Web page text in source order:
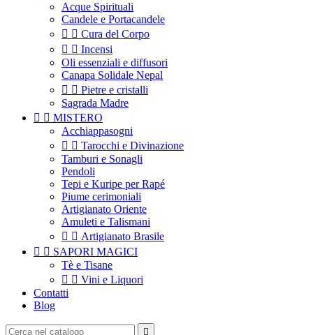
Acque Spirituali
Candele e Portacandele
  Cura del Corpo
  Incensi
Oli essenziali e diffusori
Canapa Solidale Nepal
  Pietre e cristalli
Sagrada Madre
  MISTERO
Acchiappasogni
  Tarocchi e Divinazione
Tamburi e Sonagli
Pendoli
Tepi e Kuripe per Rapé
Piume cerimoniali
Artigianato Oriente
Amuleti e Talismani
  Artigianato Brasile
  SAPORI MAGICI
Tè e Tisane
  Vini e Liquori
Contatti
Blog
